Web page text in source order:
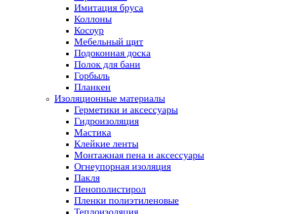
Имитация бруса
Коллоны
Косоур
Мебельный щит
Подоконная доска
Полок для бани
Горбыль
Планкен
Изоляционные материалы
Герметики и аксессуары
Гидроизоляция
Мастика
Клейкие ленты
Монтажная пена и аксессуары
Огнеупорная изоляция
Пакля
Пенополистирол
Пленки полиэтиленовые
Теплоизоляция